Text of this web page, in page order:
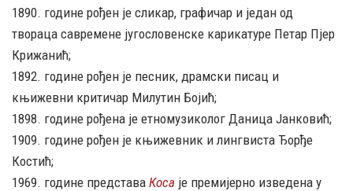
1890. године рођен је сликар, графичар и један од
твораца савремене југословенске карикатуре Петар Пјер
Крижанић;
1892. године рођен је песник, драмски писац и
књижевни критичар Милутин Бојић;
1898. године рођена је етномузиколог Даница Јанковић;
1909. године рођен је књижевник и лингвиста Ђорђе
Костић;
1969. године представа Коса је премијерно изведена у